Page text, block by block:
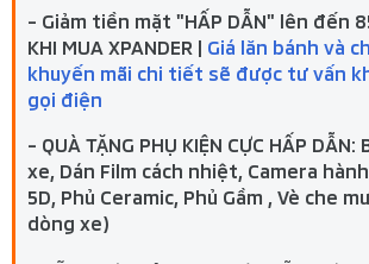
- Giảm tiền mặt "HẤP DẪN" lên đến
KHI MUA XPANDER | Giá lăn bánh và
khuyến mãi chi tiết sẽ được tư vấn
gọi điện
- QUÀ TẶNG PHỤ KIỆN CỰC HẤP DẪN:
xe, Dán Film cách nhiệt, Camera
5D, Phủ Ceramic, Phủ Gầm , Vè che
dòng xe)